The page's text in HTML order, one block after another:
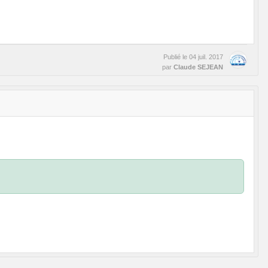
Publié le 04 juil. 2017
par Claude SEJEAN